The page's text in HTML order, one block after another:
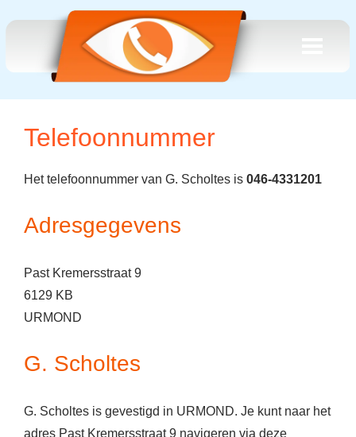
Telefoonnummer
Het telefoonnummer van G. Scholtes is 046-4331201
Adresgegevens
Past Kremersstraat 9
6129 KB
URMOND
G. Scholtes
G. Scholtes is gevestigd in URMOND. Je kunt naar het
adres Past Kremersstraat 9 navigeren via deze